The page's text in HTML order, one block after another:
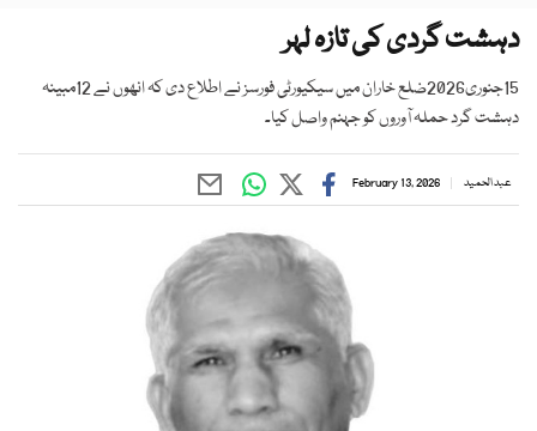
دہشت گردی کی تازہ لہر
15جنوری2026ضلع خاران میں سیکیورٹی فورسز نے اطلاع دی کہ انھوں نے 12مبینہ
دہشت گرد حملہ آوروں کو جہنم واصل کیا۔
عبد الحمید February 13, 2026